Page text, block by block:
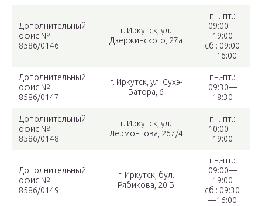
Дополнительный
офис №
8586/0146
г. Иркутск, ул.
Дзержинского, 27а
пн.-пт.:
09:00—
19:00
сб.: 09:00
—16:00
Дополнительный
офис №
8586/0147
г. Иркутск, ул. Сухэ-
Батора, 6
пн.-пт.:
09:30—
18:30
Дополнительный
офис №
8586/0148
г. Иркутск, ул.
Лермонтова, 267/4
пн.-пт.:
10:00—
19:00
Дополнительный
офис №
8586/0149
г. Иркутск, бул.
Рябикова, 20 Б
пн.-пт.:
09:00—
19:00
сб.: 09:30
—16:00